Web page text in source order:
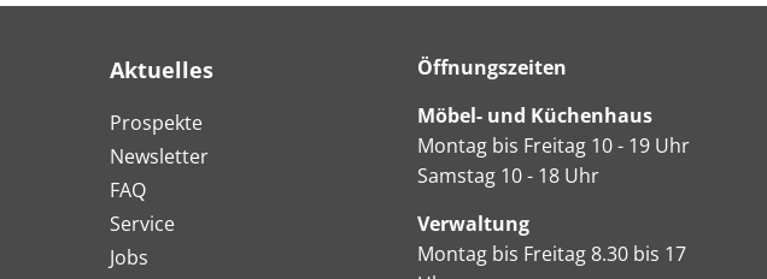
Aktuelles
Prospekte
Newsletter
FAQ
Service
Jobs
Öffnungszeiten
Möbel- und Küchenhaus
Montag bis Freitag 10 - 19 Uhr
Samstag 10 - 18 Uhr
Verwaltung
Montag bis Freitag 8.30 bis 17